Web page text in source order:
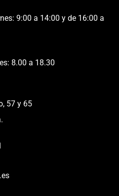
9:00 a 14:00 y de 16:00 a
8.00 a 18.30
57 y 65